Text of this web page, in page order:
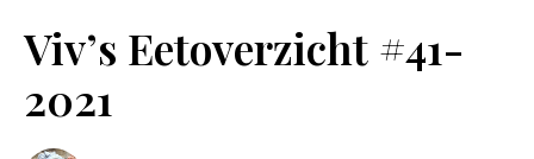
Viv’s Eetoverzicht #41-
2021